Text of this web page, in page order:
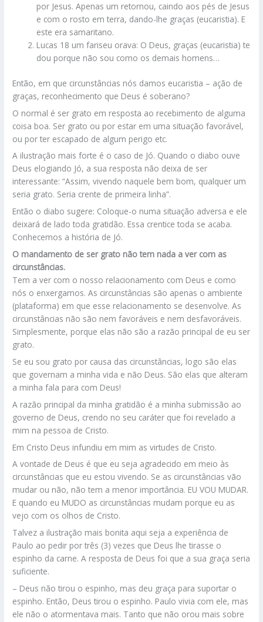
por Jesus. Apenas um retornou, caindo aos pés de Jesus
e com o rosto em terra, dando-lhe graças (eucaristia). E
este era samaritano.
Lucas 18 um fariseu orava: O Deus, graças (eucaristia) te
dou porque não sou como os demais homens…
Então, em que circunstâncias nós damos eucaristia – ação de
graças, reconhecimento que Deus é soberano?
O normal é ser grato em resposta ao recebimento de alguma
coisa boa. Ser grato ou por estar em uma situação favorável,
ou por ter escapado de algum perigo etc.
A ilustração mais forte é o caso de Jó. Quando o diabo ouve
Deus elogiando Jó, a sua resposta não deixa de ser
interessante: “Assim, vivendo naquele bem bom, qualquer um
seria grato. Seria crente de primeira linha”.
Então o diabo sugere: Coloque-o numa situação adversa e ele
deixará de lado toda gratidão. Essa crentice toda se acaba.
Conhecemos a história de Jó.
O mandamento de ser grato não tem nada a ver com as
circunstâncias.
Tem a ver com o nosso relacionamento com Deus e como
nós o enxergamos. As circunstâncias são apenas o ambiente
(plataforma) em que esse relacionamento se desenvolve. As
circunstâncias não são nem favoráveis e nem desfavoráveis.
Simplesmente, porque elas não são a razão principal de eu ser
grato.
Se eu sou grato por causa das circunstâncias, logo são elas
que governam a minha vida e não Deus. São elas que alteram
a minha fala para com Deus!
A razão principal da minha gratidão é a minha submissão ao
governo de Deus, crendo no seu caráter que foi revelado a
mim na pessoa de Cristo.
Em Cristo Deus infundiu em mim as virtudes de Cristo.
A vontade de Deus é que eu seja agradecido em meio às
circunstâncias que eu estou vivendo. Se as circunstâncias vão
mudar ou não, não tem a menor importância. EU VOU MUDAR.
E quando eu MUDO as circunstâncias mudam porque eu as
vejo com os olhos de Cristo.
Talvez a ilustração mais bonita aqui seja a experiência de
Paulo ao pedir por três (3) vezes que Deus lhe tirasse o
espinho da carne. A resposta de Deus foi que a sua graça seria
suficiente.
– Deus não tirou o espinho, mas deu graça para suportar o
espinho. Então, Deus tirou o espinho. Paulo vivia com ele, mas
ele não o atormentava mais. Tanto que não orou mais sobre